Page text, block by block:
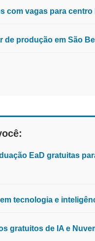
com vagas para
de produção em São
EaD gratuitas
tecnologia e
gratuitos de IA e